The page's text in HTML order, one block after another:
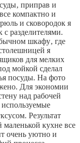
приправ и
компактно и
и сковородок я
разделителями.
шкафу‚ где
я
для мелких
мойкой сделал
посуды. На фото
Для экономии
над рабочей
Результат
кухне все
очень уютно и